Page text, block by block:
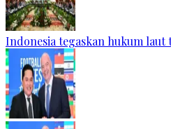
Indonesia tegaskan hukum laut